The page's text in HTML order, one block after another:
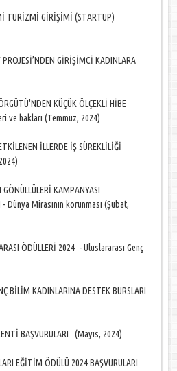
TURİZMİ GİRİŞİMİ (STARTUP)
GİRİŞİMCİ KADINLARA
KÜÇÜK ÖLÇEKLİ HİBE
ve hakları (Temmuz, 2024)
İLLERDE İŞ SÜREKLİLİĞİ
KAMPANYASI
- Dünya Mirasının korunması (Şubat,
ÖDÜLLERİ 2024 - Uluslararası Genç
BİLİM KADINLARINA DESTEK BURSLARI
BAŞVURULARI (Mayıs, 2024)
EĞİTİM ÖDÜLÜ 2024 BAŞVURULARI